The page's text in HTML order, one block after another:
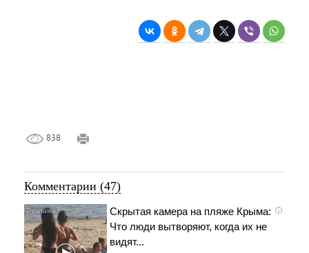
838
Комментарии (47)
i
Скрытая камера на пляже Крыма:
Что люди вытворяют, когда их не
видят...